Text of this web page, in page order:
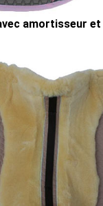
amortisseur